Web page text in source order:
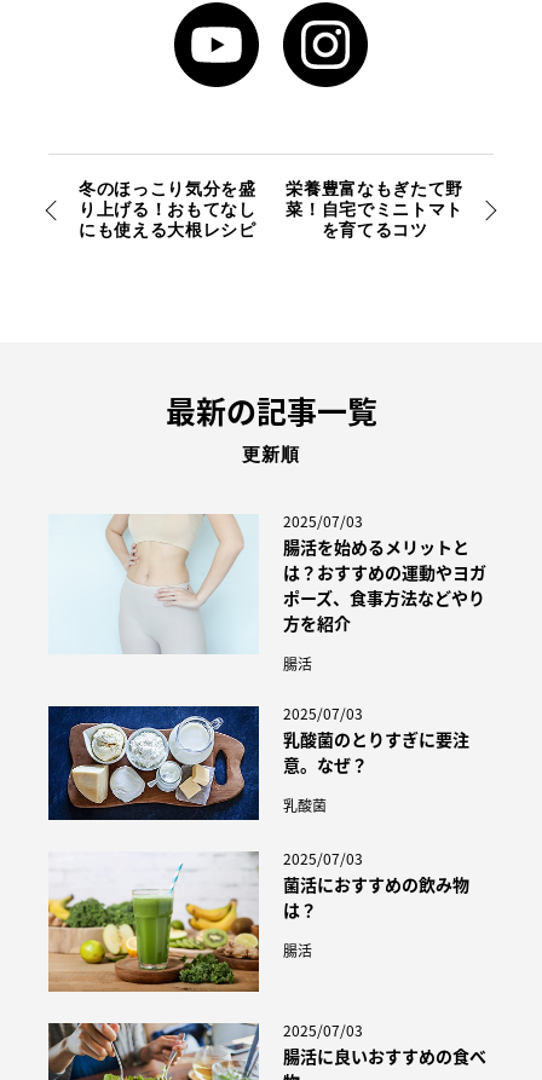
冬のほっこり気分を盛
り上げる！おもてなし
にも使える大根レシピ
栄養豊富なもぎたて野
菜！自宅でミニトマト
を育てるコツ
最新の記事一覧
更新順
2025/07/03
腸活を始めるメリットと
は？おすすめの運動やヨガ
ポーズ、食事方法などやり
方を紹介
腸活
2025/07/03
乳酸菌のとりすぎに要注
意。なぜ？
乳酸菌
2025/07/03
菌活におすすめの飲み物
は？
腸活
2025/07/03
腸活に良いおすすめの食べ